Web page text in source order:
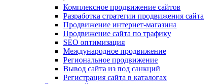
Комплексное продвижение сайтов
Разработка стратегии продвижения сайта
Продвижение интернет-магазина
Продвижение сайта по трафику
SEO оптимизация
Международное продвижение
Региональное продвижение
Вывод сайта из под санкций
Регистрация сайта в каталогах